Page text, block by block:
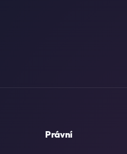
Právní